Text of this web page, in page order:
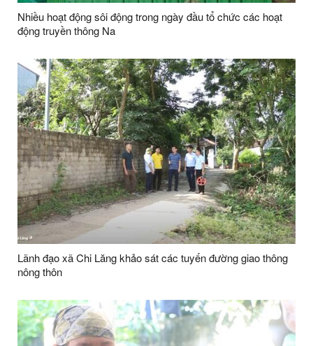
Nhiều hoạt động sôi động trong ngày đầu tổ chức các hoạt
động truyền thông Na
Lãnh đạo xã Chi Lăng khảo sát các tuyến đường giao thông
nông thôn